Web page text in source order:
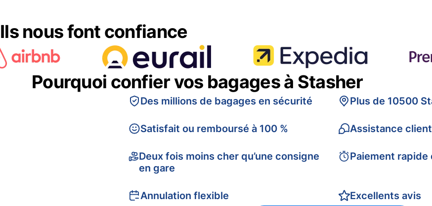
Ils nous font confiance
Pourquoi confier vos bagages à Stasher
Des millions de bagages en sécurité
Satisfait ou remboursé à 100 %
Deux fois moins cher qu’une consigne
en gare
Annulation flexible
Plus de 10500
Assistance
Paiement rapide
Excellents avis